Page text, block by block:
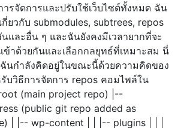
ารจัดการและปรับใช้เว็บไซต์ทั้งหมด ฉัน
กี่ยวกับ submodules, subtrees, repos
และอื่น ๆ และฉันยังคงมีเวลายากที่จะ
ข้าด้วยกันและเลือกกลยุทธ์ที่เหมาะสม นี่
นกำลังคิดอยู่ในขณะนี้ด้วยความคิดของ
บวิธีการจัดการ repos คอมไพล์ใน
(main project repo) |--
(public git repo added as
| |-- wp-content | | |-- plugins | | |